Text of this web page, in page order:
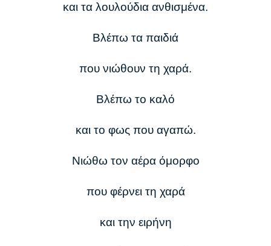
και τα λουλούδια ανθισμένα.
Βλέπω τα παιδιά
που νιώθουν τη χαρά.
Βλέπω το καλό
και το φως που αγαπώ.
Νιώθω τον αέρα όμορφο
που φέρνει τη χαρά
και την ειρήνη